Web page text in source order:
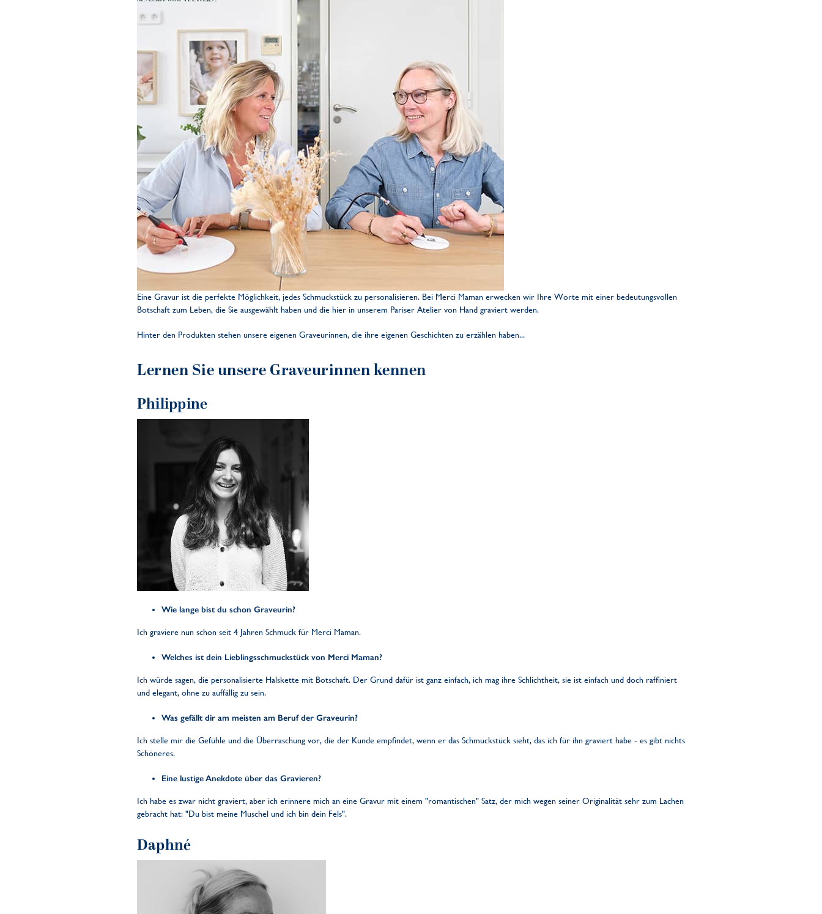
Eine Gravur ist die perfekte Möglichkeit, jedes Schmuckstück zu personalisieren. Bei Merci Maman erwecken wir Ihre Worte mit einer bedeutungsvollen
Botschaft zum Leben, die Sie ausgewählt haben und die hier in unserem Pariser Atelier von Hand graviert werden.
Hinter den Produkten stehen unsere eigenen Graveurinnen, die ihre eigenen Geschichten zu erzählen haben...
Lernen Sie unsere Graveurinnen kennen
Philippine
Wie lange bist du schon Graveurin?
Ich graviere nun schon seit 4 Jahren Schmuck für Merci Maman.
Welches ist dein Lieblingsschmuckstück von Merci Maman?
Ich würde sagen, die personalisierte Halskette mit Botschaft. Der Grund dafür ist ganz einfach, ich mag ihre Schlichtheit, sie ist einfach und doch raffiniert
und elegant, ohne zu auffällig zu sein.
Was gefällt dir am meisten am Beruf der Graveurin?
Ich stelle mir die Gefühle und die Überraschung vor, die der Kunde empfindet, wenn er das Schmuckstück sieht, das ich für ihn graviert habe - es gibt nichts
Schöneres.
Eine lustige Anekdote über das Gravieren?
Ich habe es zwar nicht graviert, aber ich erinnere mich an eine Gravur mit einem "romantischen" Satz, der mich wegen seiner Originalität sehr zum Lachen
gebracht hat: "Du bist meine Muschel und ich bin dein Fels".
Daphné